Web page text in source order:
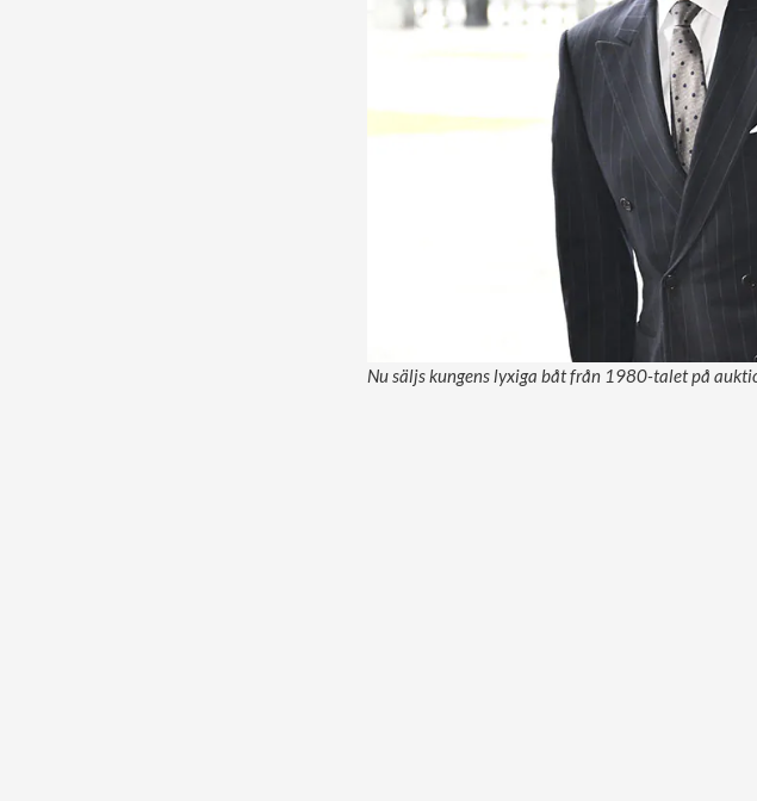
Nu säljs kungens lyxiga båt från 1980-talet på